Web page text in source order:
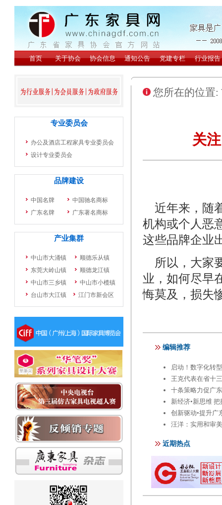
您所在的位置:
关
近年来，随
机构或个人恶
这些品牌企业
所以，大家
业，如何尽早
悔莫及，损失